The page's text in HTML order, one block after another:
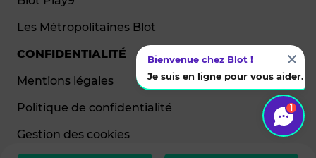
Les Métropolitaines Blot
CONFIDENTIALITÉ
Mentions légales
Politique de confidentialité
Gestion des cookies
1
Bienvenue chez Blot !
Je suis en ligne pour vous aider.